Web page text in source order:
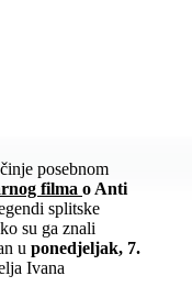
posebnom
filma o Anti
splitske
su ga znali
u ponedjeljak, 7.
Ivana